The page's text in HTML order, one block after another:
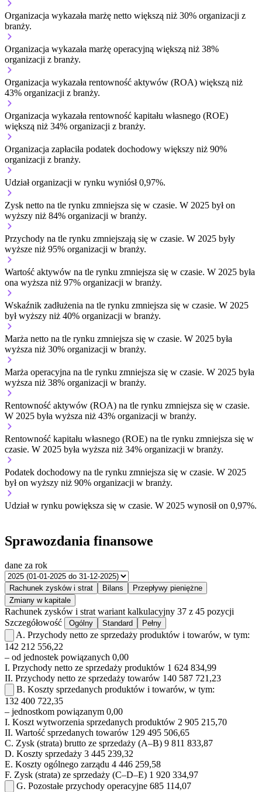
Organizacja wykazała marżę netto większą niż 30% organizacji z
branży.
Organizacja wykazała marżę operacyjną większą niż 38%
organizacji z branży.
Organizacja wykazała rentowność aktywów (ROA) większą niż
43% organizacji z branży.
Organizacja wykazała rentowność kapitału własnego (ROE)
większą niż 34% organizacji z branży.
Organizacja zapłaciła podatek dochodowy większy niż 90%
organizacji z branży.
Udział organizacji w rynku wyniósł 0,97%.
Zysk netto na tle rynku zmniejsza się w czasie. W 2025 był on
wyższy niż 84% organizacji w branży.
Przychody na tle rynku zmniejszają się w czasie. W 2025 były
wyższe niż 95% organizacji w branży.
Wartość aktywów na tle rynku zmniejsza się w czasie. W 2025 była
ona wyższa niż 97% organizacji w branży.
Wskaźnik zadłużenia na tle rynku zmniejsza się w czasie. W 2025
był wyższy niż 40% organizacji w branży.
Marża netto na tle rynku zmniejsza się w czasie. W 2025 była
wyższa niż 30% organizacji w branży.
Marża operacyjna na tle rynku zmniejsza się w czasie. W 2025 była
wyższa niż 38% organizacji w branży.
Rentowność aktywów (ROA) na tle rynku zmniejsza się w czasie.
W 2025 była wyższa niż 43% organizacji w branży.
Rentowność kapitału własnego (ROE) na tle rynku zmniejsza się w
czasie. W 2025 była wyższa niż 34% organizacji w branży.
Podatek dochodowy na tle rynku zmniejsza się w czasie. W 2025
był on wyższy niż 90% organizacji w branży.
Udział w rynku powiększa się w czasie. W 2025 wynosił on 0,97%.
Sprawozdania finansowe
dane za rok
Rachunek zysków i strat Bilans
Przepływy pieniężne
Zmiany w kapitale
Rachunek zysków i strat wariant kalkulacyjny 37 z 45 pozycji
Szczegółowość
Ogólny Standard Pełny
A. Przychody netto ze sprzedaży produktów i towarów, w tym:
142 212 556,22
– od jednostek powiązanych 0,00
I. Przychody netto ze sprzedaży produktów 1 624 834,99
II. Przychody netto ze sprzedaży towarów 140 587 721,23
B. Koszty sprzedanych produktów i towarów, w tym:
132 400 722,35
– jednostkom powiązanym 0,00
I. Koszt wytworzenia sprzedanych produktów 2 905 215,70
II. Wartość sprzedanych towarów 129 495 506,65
C. Zysk (strata) brutto ze sprzedaży (A–B) 9 811 833,87
D. Koszty sprzedaży 3 445 239,32
E. Koszty ogólnego zarządu 4 446 259,58
F. Zysk (strata) ze sprzedaży (C–D–E) 1 920 334,97
G. Pozostałe przychody operacyjne 685 114,07